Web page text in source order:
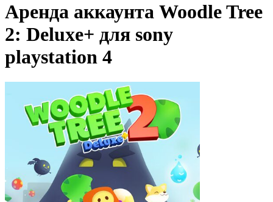
Аренда аккаунта Woodle Tree
2: Deluxe+ для sony
playstation 4